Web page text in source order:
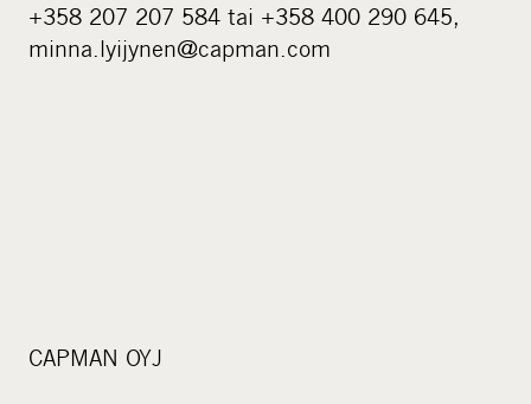
+358 207 207 584 tai +358 400 290 645,
minna.lyijynen@capman.com
CAPMAN OYJ